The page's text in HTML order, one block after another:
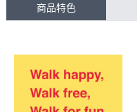
商品特色